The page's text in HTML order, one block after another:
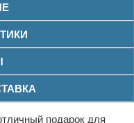
подарок для